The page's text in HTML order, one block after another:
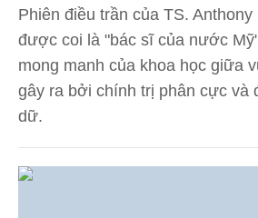
Phiên điều trần của TS.
được coi là "bác sĩ của nước
mong manh của khoa học giữa
gây ra bởi chính trị phân cực và
dữ.